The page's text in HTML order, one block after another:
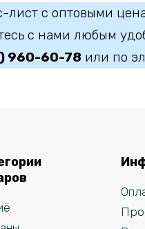
лист с оптовыми
с нами любым
960-60-78 или по